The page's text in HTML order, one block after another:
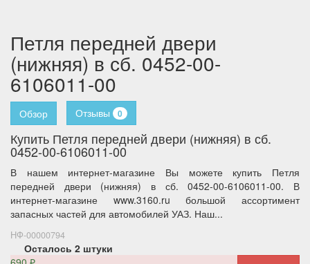
Петля передней двери
(нижняя) в сб. 0452-00-
6106011-00
Обзор Отзывы 0
Купить Петля передней двери (нижняя) в сб.
0452-00-6106011-00
В нашем интернет-магазине Вы можете купить Петля
передней двери (нижняя) в сб. 0452-00-6106011-00. В
интернет-магазине www.3160.ru большой ассортимент
запасных частей для автомобилей УАЗ. Наш...
НФ-00000794
Осталось 2 штуки